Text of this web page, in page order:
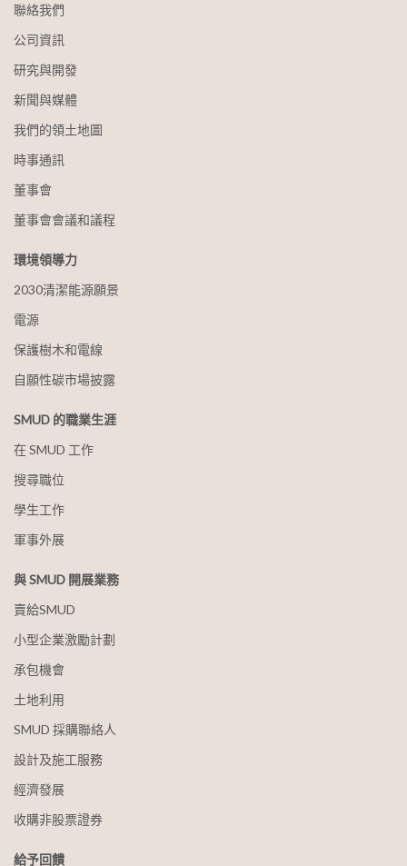
聯絡我們
公司資訊
研究與開發
新聞與媒體
我們的領土地圖
時事通訊
董事會
董事會會議和議程
環境領導力
2030清潔能源願景
電源
保護樹木和電線
自願性碳市場披露
SMUD 的職業生涯
在 SMUD 工作
搜尋職位
學生工作
軍事外展
與 SMUD 開展業務
賣給SMUD
小型企業激勵計劃
承包機會
土地利用
SMUD 採購聯絡人
設計及施工服務
經濟發展
收購非股票證券
給予回饋